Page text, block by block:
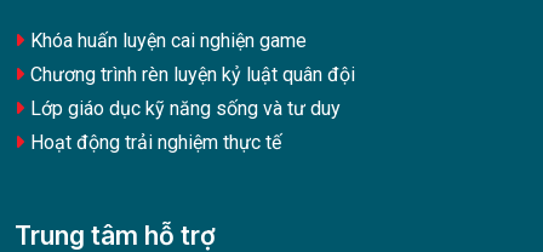
Khóa huấn luyện cai nghiện game
Chương trình rèn luyện kỷ luật quân đội
Lớp giáo dục kỹ năng sống và tư duy
Hoạt động trải nghiệm thực tế
Trung tâm hỗ trợ